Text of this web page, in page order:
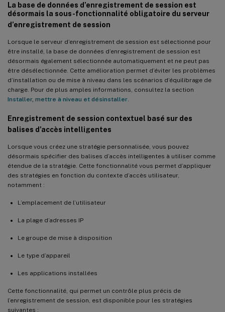
La base de données d’enregistrement de session est
désormais la sous-fonctionnalité obligatoire du serveur
d’enregistrement de session
Lorsque le serveur d’enregistrement de session est sélectionné pour
être installé, la base de données d’enregistrement de session est
désormais également sélectionnée automatiquement et ne peut pas
être désélectionnée. Cette amélioration permet d’éviter les problèmes
d’installation ou de mise à niveau dans les scénarios d’équilibrage de
charge. Pour de plus amples informations, consultez la section
Installer, mettre à niveau et désinstaller
Enregistrement de session contextuel basé sur des
balises d’accès intelligentes
Lorsque vous créez une stratégie personnalisée, vous pouvez
désormais spécifier des balises d’accès intelligentes à utiliser comme
étendue de la stratégie. Cette fonctionnalité vous permet d’appliquer
des stratégies en fonction du contexte d’accès utilisateur,
notamment :
L’emplacement de l’utilisateur
La plage d’adresses IP
Le groupe de mise à disposition
Le type d’appareil
Les applications installées
Cette fonctionnalité, qui permet un contrôle plus précis de
l’enregistrement de session, est disponible pour les stratégies
suivantes :
Enregistrement audio pour audio HDX non optimisé (Technical
Preview)
Recherche rapide via l’enregistrement d’écran ICA
Codec vidéo avec perte renommé Enregistrement d’écran avec
perte
Installation de la base de données d’enregistrement de session
sur Google Cloud SQL Server
ne répondent pas
D’autres paramètres sont disponibles pour les commandes
Nouveautés dans la version 2305
Prise en charge de la base de données Azure SQL
liens illimités
bloquer la divulgation d’informations sensibles
Filtres avancés disponibles pour les commandes ICLDB
choix
Nouveautés de la version 2303
Enregistrement compressé